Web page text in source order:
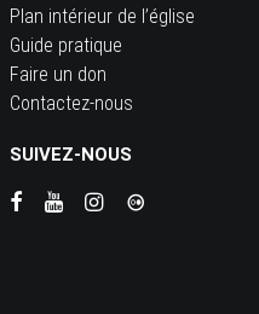
Plan intérieur de l’église
Guide pratique
Faire un don
Contactez-nous
SUIVEZ-NOUS